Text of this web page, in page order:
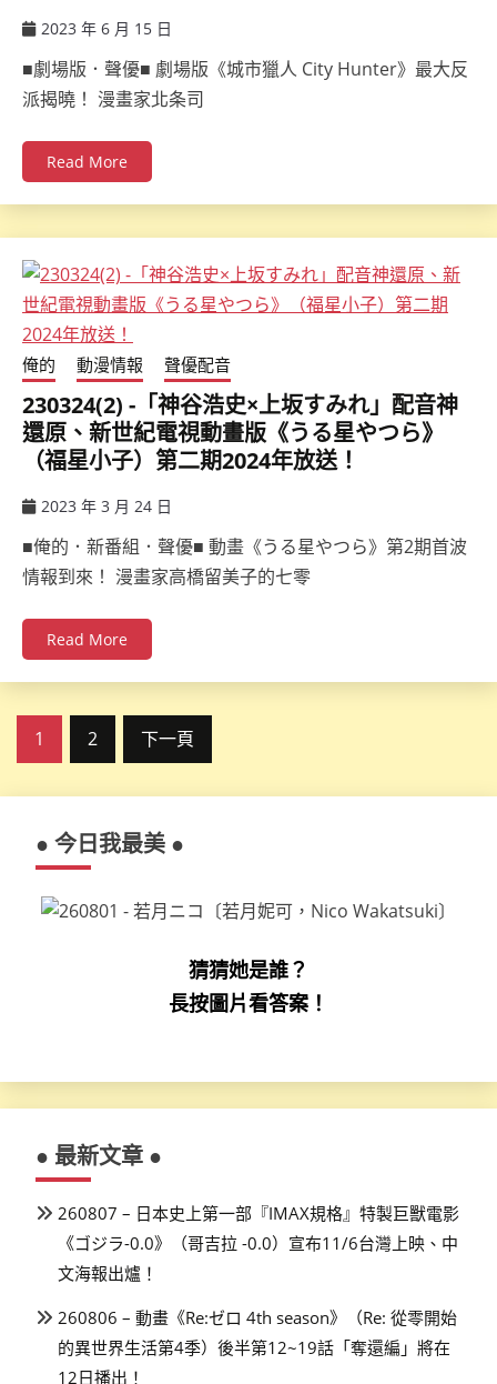
2023 年 6 月 15 日
■劇場版．聲優■ 劇場版《城市獵人 City Hunter》最大反
派揭曉！ 漫畫家北条司
Read More
俺的 動漫情報 聲優配音
230324(2) -「神谷浩史×上坂すみれ」配音神
還原、新世紀電視動畫版《うる星やつら》
（福星小子）第二期2024年放送！
2023 年 3 月 24 日
■俺的．新番組．聲優■ 動畫《うる星やつら》第2期首波
情報到來！ 漫畫家高橋留美子的七零
Read More
文
頁
1 2 下一頁
● 今日我最美 ●
猜猜她是誰？
長按圖片看答案！
● 最新文章 ●
260807 – 日本史上第一部『IMAX規格』特製巨獸電影
《ゴジラ-0.0》（哥吉拉 -0.0）宣布11/6台灣上映、中
文海報出爐！
260806 – 動畫《Re:ゼロ 4th season》（Re: 從零開始
的異世界生活第4季）後半第12~19話「奪還編」將在
12日播出！